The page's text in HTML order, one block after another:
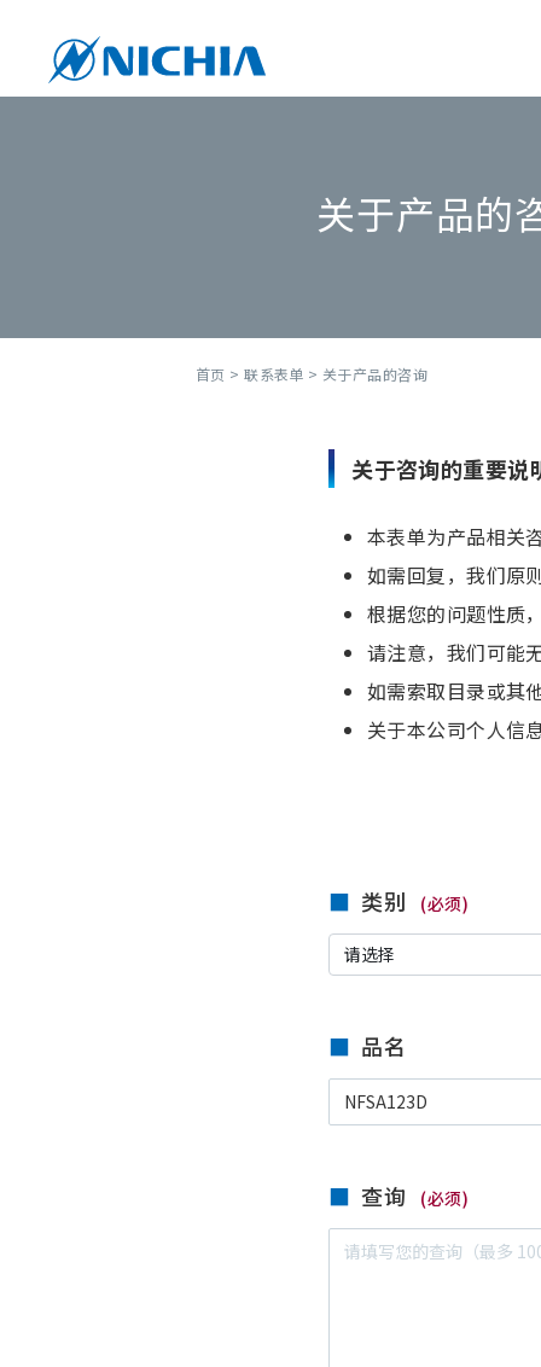
关于产品的
首页 >联系表单 > 关于产品的咨询
关于咨询的重要说
本表单为产品相关
如需回复，我们原
根据您的问题性质
请注意，我们可能
如需索取目录或其
关于本公司个人信
类别 (必须)
品名
查询 (必须)